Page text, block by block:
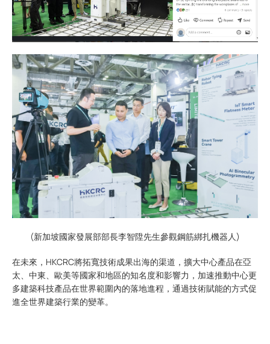
(新加坡國家發展部部長李智陞先生參觀鋼筋綁扎機器人)
在未來，HKCRC將拓寬技術成果出海的渠道，擴大中心產品在亞
太、中東、歐美等國家和地區的知名度和影響力，加速推動中心更
多建築科技產品在世界範圍內的落地進程，通過技術賦能的方式促
進全世界建築行業的變革。